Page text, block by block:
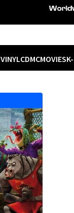
VINYLCDMCMOVIES